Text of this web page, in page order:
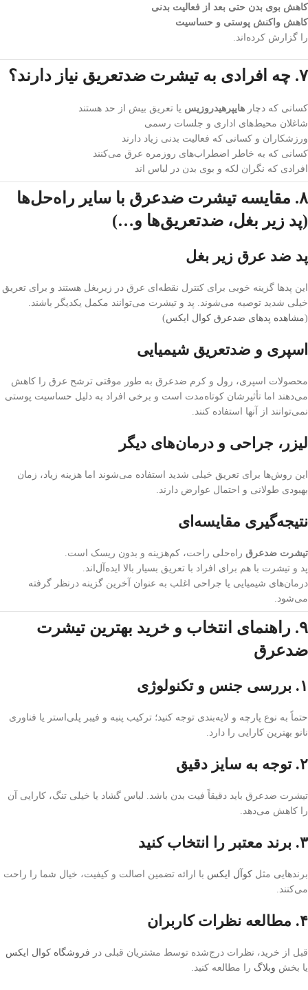
کاهش بوی بدن حتی بعد از فعالیت بدنی
کاهش واکنش پوستی و حساسیت
را گزارش کرده‌اند.
۷. چه افرادی به تیشرت ضدتعریق نیاز دارند؟
کسانی که دچار هایپرهیدروزیس یا تعریق بیش از حد هستند
شاغلان محیط‌های اداری و جلسات رسمی
ورزشکاران و کسانی که فعالیت بدنی زیاد دارند
کسانی که به خاطر اضطراب‌های روزمره عرق می‌کنند
افرادی که نگران لکه و بوی بدن در لباس اند
۸. مقایسه تیشرت ضدعرق با سایر راه‌حل‌ها
(پد زیر بغل، ضدتعریق‌ها و…)
پد ضد عرق زیر بغل
این پدها گزینه خوبی برای کنترل نقطه‌ای عرق در زیربغل هستند و برای تعریق
خیلی شدید توصیه می‌شوند. پد و تیشرت می‌توانند مکمل یکدیگر باشند.
(مشاهده پدهای ضدعرق کوال ایکس)
اسپری و ضدتعریق شیمیایی
محصولات اسپری، رول و کرم ضدعرق به طور موقتی ترشح عرق را کاهش
می‌دهند اما تأثیرشان کوتاه‌مدت است و برخی افراد به دلیل حساسیت پوستی
نمی‌توانند از آنها استفاده کنند.
لیزر، جراحی و درمان‌های دیگر
این روش‌ها برای تعریق خیلی شدید استفاده می‌شوند اما هزینه زیاد، زمان
بهبودی طولانی و احتمال عوارض دارند.
نتیجه‌گیری مقایسه‌ای
تیشرت ضدعرق راه‌حلی راحت، کم‌هزینه‌ و بدون ریسک است.
پد و تیشرت با هم برای افراد با تعریق بسیار بالا ایده‌آل‌اند.
درمان‌های شیمیایی یا جراحی اغلب به عنوان آخرین گزینه درنظر گرفته
می‌شود.
۹. راهنمای انتخاب و خرید بهترین تیشرت
ضدعرق
۱. بررسی جنس و تکنولوژی
حتماً به نوع پارچه و لایه‌بندی توجه کنید؛ ترکیب پنبه و فیبر پلی‌استر یا فناوری
نانو بهترین کارایی را دارد.
۲. توجه به سایز دقیق
تیشرت ضدعرق باید دقیقاً فیت بدن باشد. لباس گشاد یا خیلی تنگ، کارایی آن
را کاهش می‌دهد.
۳. برند معتبر را انتخاب کنید
برندهایی مثل کوآل ایکس با ارائه تضمین اصالت و کیفیت، خیال شما را راحت
می‌کنند.
۴. مطالعه نظرات کاربران
قبل از خرید، نظرات درج‌شده توسط مشتریان قبلی در فروشگاه کوال ایکس
یا بخش وبلاگ را مطالعه کنید.